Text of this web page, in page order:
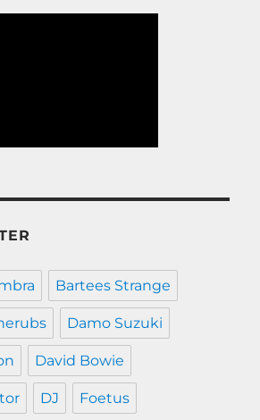
Bartees Strange
Damo Suzuki
David Bowie
DJ Foetus